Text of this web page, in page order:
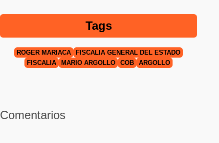
Tags
ROGER MARIACA
FISCALÍA GENERAL DEL ESTADO
FISCALÍA
MARIO ARGOLLO COB ARGOLLO
Comentarios